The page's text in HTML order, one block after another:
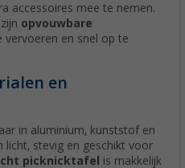
accessoires mee te nemen.
opvouwbare
vervoeren en snel op te
en
in aluminium, kunststof en
licht, stevig en geschikt voor
picknicktafel
is makkelijk